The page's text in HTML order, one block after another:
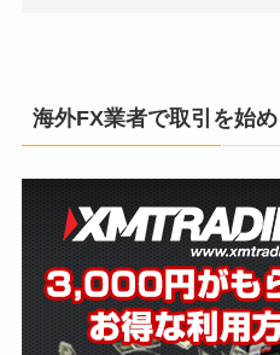
海外FX業者で取引を始